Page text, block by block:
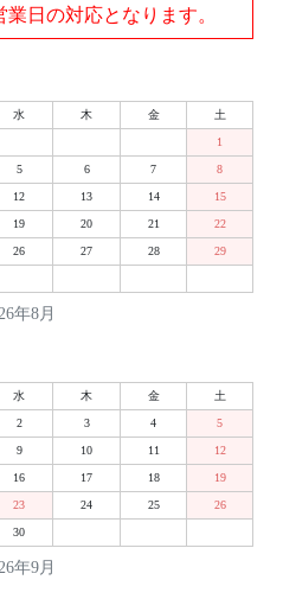
日の対応となります。
年8月
水 木 金 土
1
5 6 7 8
12 13 14 15
19 20 21 22
26 27 28 29
年9月
水 木 金 土
2 3 4 5
9 10 11 12
16 17 18 19
23 24 25 26
30